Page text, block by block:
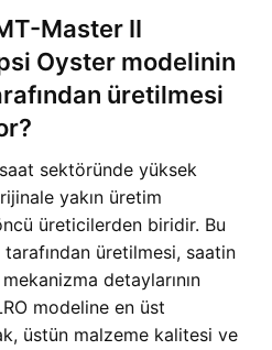
Master II
Oyster modelinin
üretilmesi
sektöründe yüksek
yakın üretim
üreticilerden biridir. Bu
üretilmesi, saatin
detaylarının
modeline en üst
üstün malzeme kalitesi ve